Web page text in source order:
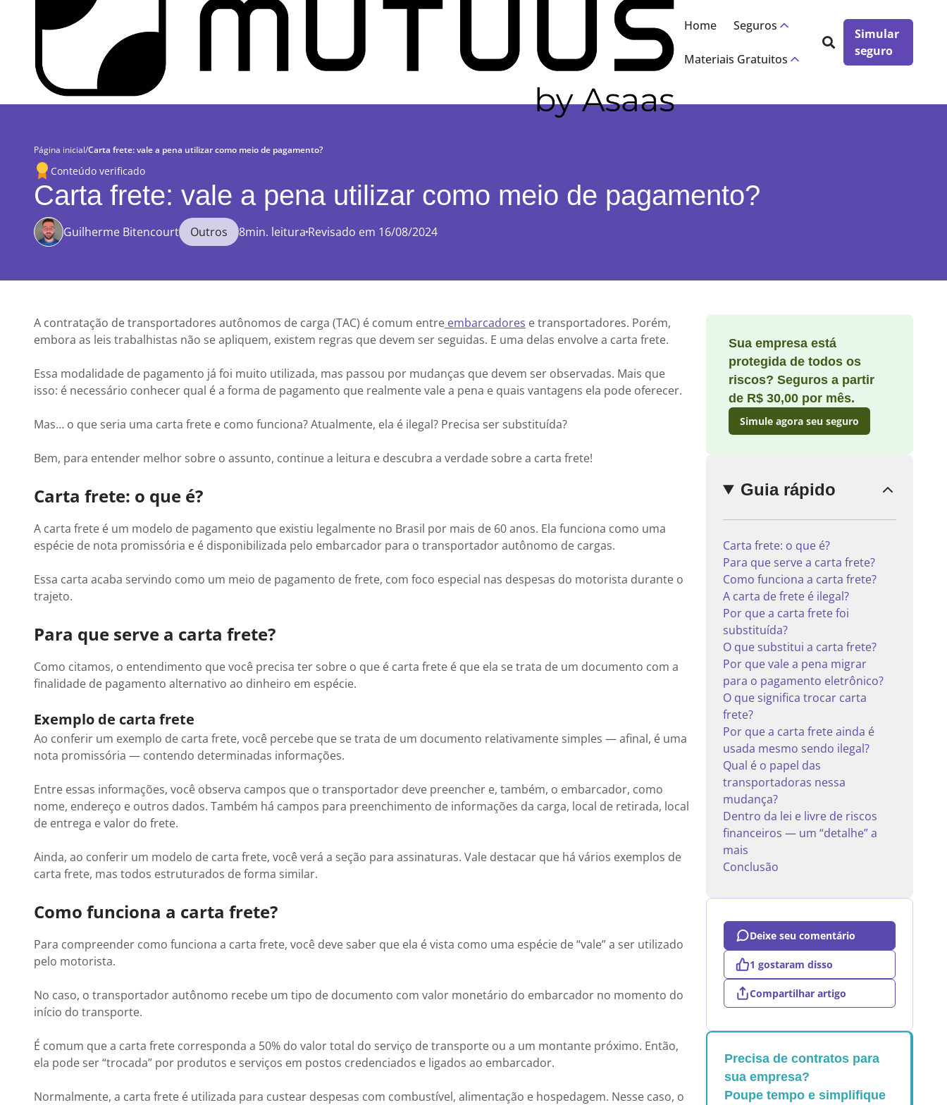
Home Seguros
Materiais Gratuitos
Simular
seguro
Página inicial/Carta frete: vale a pena utilizar como meio de pagamento?
Conteúdo verificado
Carta frete: vale a pena utilizar como meio de pagamento?
Guilherme Bitencourt Outros 8min. leitura Revisado em 16/08/2024
A contratação de transportadores autônomos de carga (TAC) é comum entre embarcadores e transportadores. Porém,
embora ​as leis trabalhistas não se apliquem, existem regras que devem ser seguidas. E uma delas envolve a carta frete.
Essa modalidade de pagamento já foi muito utilizada, mas passou por mudanças que devem ser observadas. Mais que
isso: é necessário conhecer qual é a forma de pagamento que realmente vale a pena e quais vantagens ela pode oferecer.
Mas… o que seria uma carta frete e como funciona? Atualmente, ela é ilegal? Precisa ser substituída?
Bem, para entender melhor sobre o assunto, continue a leitura e descubra a verdade sobre a carta frete!
Carta frete: o que é?
A carta frete é um modelo de pagamento que existiu legalmente no Brasil por mais de 60 anos. Ela funciona como uma
espécie de nota promissória e é disponibilizada pelo embarcador para o transportador autônomo de cargas.
Essa carta acaba servindo como um meio de pagamento de frete, com foco especial nas despesas do motorista durante o
trajeto.
Para que serve a carta frete?
Como citamos, o entendimento que você precisa ter sobre o que é carta frete é que ela se trata de um documento com a
finalidade de pagamento alternativo ao dinheiro em espécie.
Exemplo de carta frete
Ao conferir um exemplo de carta frete, você percebe que se trata de um documento relativamente simples — afinal, é uma
nota promissória — contendo determinadas informações.
Entre essas informações, você observa campos que o transportador deve preencher e, também, o embarcador, como
nome, endereço e outros dados. Também há campos para preenchimento de informações da carga, local de retirada, local
de entrega e valor do frete.
Ainda, ao conferir um modelo de carta frete, você verá a seção para assinaturas. Vale destacar que há vários exemplos de
carta frete, mas todos estruturados de forma similar.
Como funciona a carta frete?
Para compreender como funciona a carta frete, você deve saber que ela é vista como uma espécie de “vale” a ser utilizado
pelo motorista.
No caso, o transportador autônomo recebe um tipo de documento com valor monetário do embarcador no momento do
início do transporte.
É comum que a carta frete corresponda a 50% do valor total do serviço de transporte ou a um montante próximo. Então,
ela pode ser “trocada” por produtos e serviços em postos credenciados e ligados ao embarcador.
Normalmente, a carta frete é utilizada para custear despesas com combustível, alimentação e hospedagem. Nesse caso, o
Sua empresa está
protegida de todos os
riscos? Seguros a partir
de R$ 30,00 por mês.
Simule agora seu seguro
Guia rápido
Carta frete: o que é?
Para que serve a carta frete?
Como funciona a carta frete?
A carta de frete é ilegal?
Por que a carta frete foi
substituída?
O que substitui a carta frete?
Por que vale a pena migrar
para o pagamento eletrônico?
O que significa trocar carta
frete?
Por que a carta frete ainda é
usada mesmo sendo ilegal?
Qual é o papel das
transportadoras nessa
mudança?
Dentro da lei e livre de riscos
financeiros — um “detalhe” a
mais
Conclusão
Deixe seu comentário
1 gostaram disso
Compartilhar artigo
Precisa de contratos para
sua empresa?
Poupe tempo e simplifique